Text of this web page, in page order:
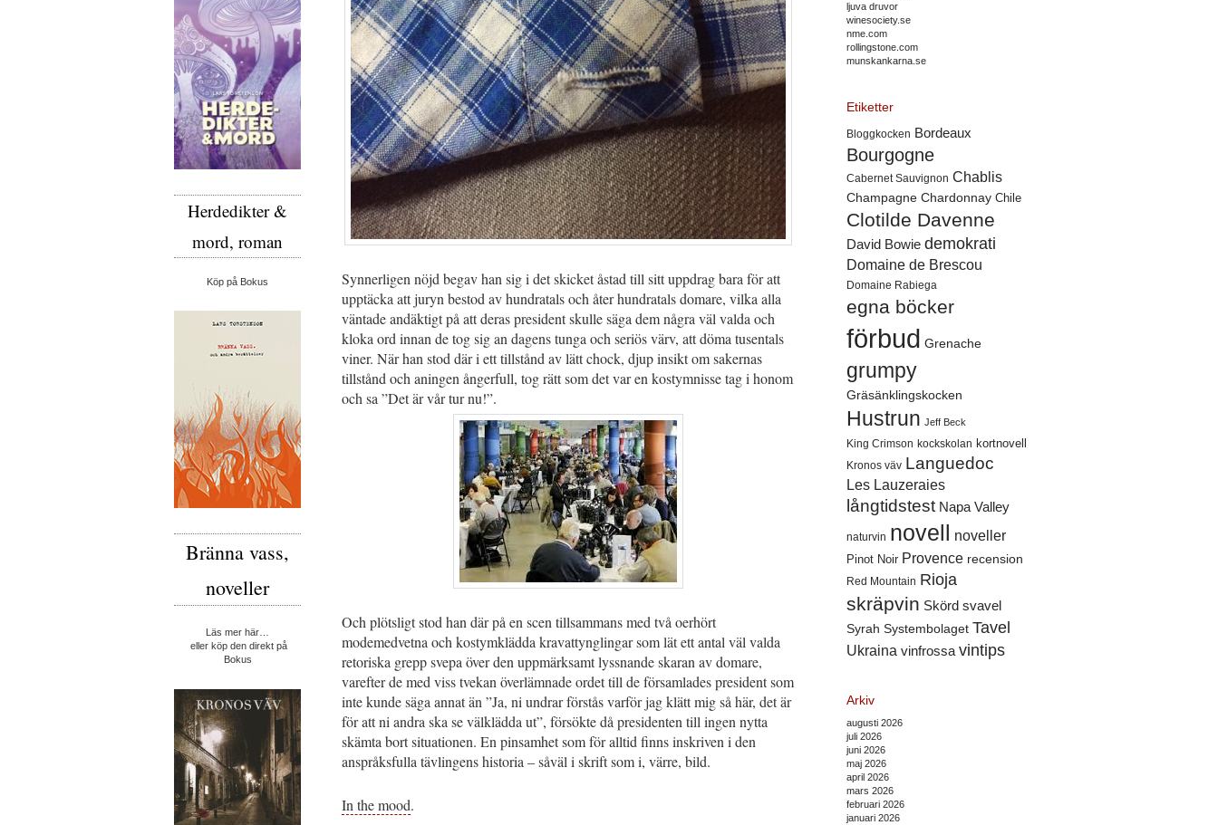
Synnerligen nöjd begav han sig i det skicket åstad till sitt uppdrag bara för att
upptäcka att juryn bestod av hundratals och åter hundratals domare, vilka alla
väntade andäktigt på att deras president skulle säga dem några väl valda och
kloka ord innan de tog sig an dagens tunga och seriös värv, att döma tusentals
viner. När han stod där i ett tillstånd av lätt chock, djup insikt om sakernas
tillstånd och aningen ångerfull, tog rätt som det var en kostymnisse tag i honom
och sa ”Det är vår tur nu!”.
Och plötsligt stod han där på en scen tillsammans med två oerhört
modemedvetna och kostymklädda kravattynglingar som lät ett antal väl valda
retoriska grepp svepa över den uppmärksamt lyssnande skaran av domare,
varefter de med viss tvekan överlämnade ordet till de församlades president som
inte kunde säga annat än ”Ja, ni undrar förstås varför jag klätt mig så här, det är
för att ni andra ska se välklädda ut”, försökte då presidenten till ingen nytta
skämta bort situationen. En pinsamhet som för alltid finns inskriven i den
anspråksfulla tävlingens historia – såväl i skrift som i, värre, bild.
In the mood.
ljuva druvor
winesociety.se
nme.com
rollingstone.com
munskankarna.se
Etiketter
Bloggkocken Bordeaux
Bourgogne
Cabernet Sauvignon Chablis
Champagne Chardonnay Chile
Clotilde Davenne
David Bowie demokrati
Domaine de Brescou
Domaine Rabiega
egna böcker
förbud Grenache
grumpy
Gräsänklingskocken
Hustrun Jeff Beck
King Crimson kockskolan kortnovell
Kronos väv Languedoc
Les Lauzeraies
långtidstest Napa Valley
naturvin novell noveller
Pinot Noir Provence recension
Red Mountain Rioja
skräpvin Skörd svavel
Syrah Systembolaget Tavel
Ukraina vinfrossa vintips
Arkiv
augusti 2026
juli 2026
juni 2026
maj 2026
april 2026
mars 2026
februari 2026
januari 2026
Herdedikter &
mord, roman
Köp på Bokus
Bränna vass,
noveller
Läs mer här…
eller köp den direkt på
Bokus